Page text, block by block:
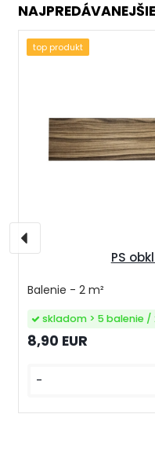
NAJPREDÁVANEJŠIE
PS
Balenie - 2 m²
8,90 EUR
-
skladom > 5 balenie /
top produkt